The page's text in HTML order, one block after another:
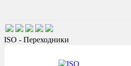
ISO - Переходники